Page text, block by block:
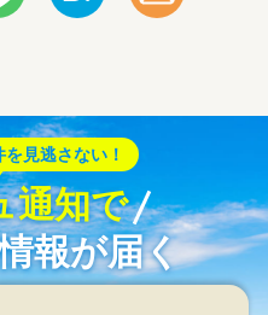
見逃さない！
通知で
報が届く